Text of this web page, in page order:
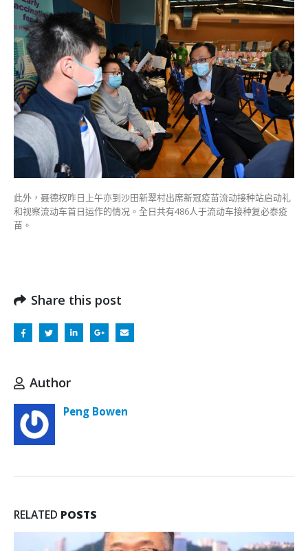
此外，聂德权昨日上午亦到沙田新翠村出席新冠疫苗流动接种站启动礼
和视察流动车首日运作的情况。全日共有486人于流动车接种复必泰疫
苗。
Share this post
Author
Peng Bowen
RELATED POSTS